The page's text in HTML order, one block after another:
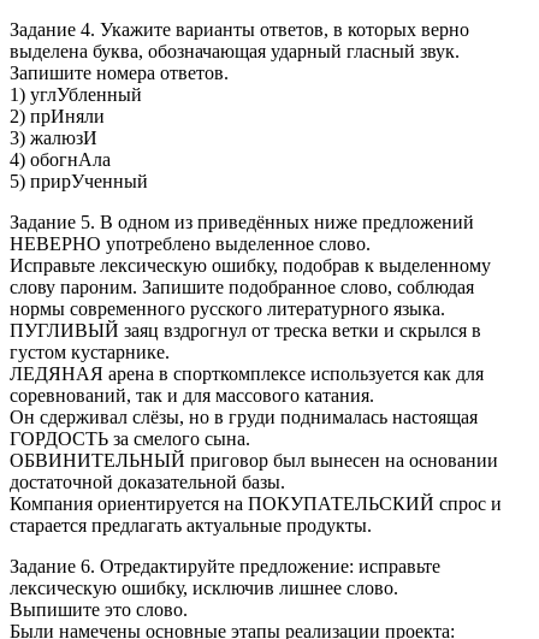
Задание 4. Укажите варианты ответов, в которых верно
выделена буква, обозначающая ударный гласный звук.
Запишите номера ответов.
1) углУбленный
2) прИняли
3) жалюзИ
4) обогнАла
5) прирУченный
Задание 5. В одном из приведённых ниже предложений
НЕВЕРНО употреблено выделенное слово.
Исправьте лексическую ошибку, подобрав к выделенному
слову пароним. Запишите подобранное слово, соблюдая
нормы современного русского литературного языка.
ПУГЛИВЫЙ заяц вздрогнул от треска ветки и скрылся в
густом кустарнике.
ЛЕДЯНАЯ арена в спорткомплексе используется как для
соревнований, так и для массового катания.
Он сдерживал слёзы, но в груди поднималась настоящая
ГОРДОСТЬ за смелого сына.
ОБВИНИТЕЛЬНЫЙ приговор был вынесен на основании
достаточной доказательной базы.
Компания ориентируется на ПОКУПАТЕЛЬСКИЙ спрос и
старается предлагать актуальные продукты.
Задание 6. Отредактируйте предложение: исправьте
лексическую ошибку, исключив лишнее слово.
Выпишите это слово.
Были намечены основные этапы реализации проекта: